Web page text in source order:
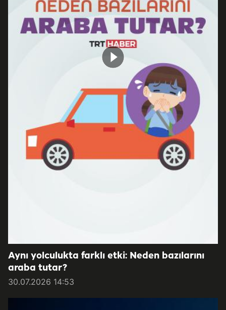
Aynı yolculukta farklı etki: Neden bazılarını
araba tutar?
30.07.2026 14:53